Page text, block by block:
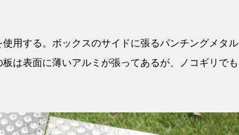
用する。ボックスのサイドに張るパンチングメタル
は表面に薄いアルミが張ってあるが、ノコギリでも